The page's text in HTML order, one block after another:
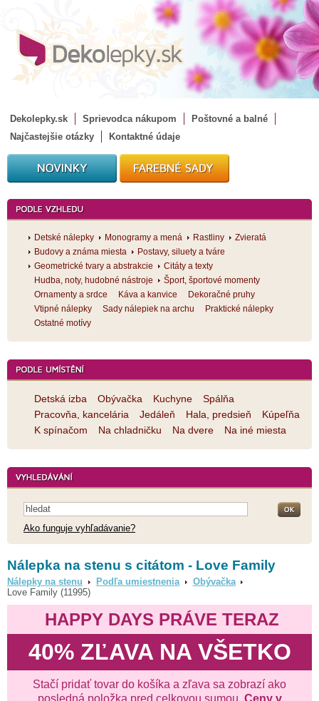
Dekolepky.sk Sprievodca nákupom
Poštovné a balné
Najčastejšie otázky
Kontaktné údaje
Detské nálepky Monogramy a mená Rastliny
Zvieratá
Budovy a známa miesta
Postavy, siluety a tváre
Geometrické tvary a abstrakcie
Citáty a texty
Hudba, noty, hudobné nástroje
Šport, športové momenty
Ornamenty a srdce
Káva a kanvice
Dekoračné pruhy
Vtipné nálepky
Sady nálepiek na archu
Praktické nálepky
Ostatné motívy
Detská izba Obývačka Kuchyne
Spálňa
Pracovňa, kancelária
Jedáleň Hala, predsieň
Kúpeľňa
K spínačom
Na chladničku Na dvere Na iné miesta
Ako funguje vyhľadávanie?
Nálepka na stenu s citátom - Love Family
Nálepky na stenu Podľa umiestnenia
Obývačka
Love Family (11995)
HAPPY DAYS PRÁVE TERAZ
40% ZĽAVA NA VŠETKO
Stačí pridať tovar do košíka a zľava sa zobrazí ako
posledná položka pred celkovou sumou. Ceny v